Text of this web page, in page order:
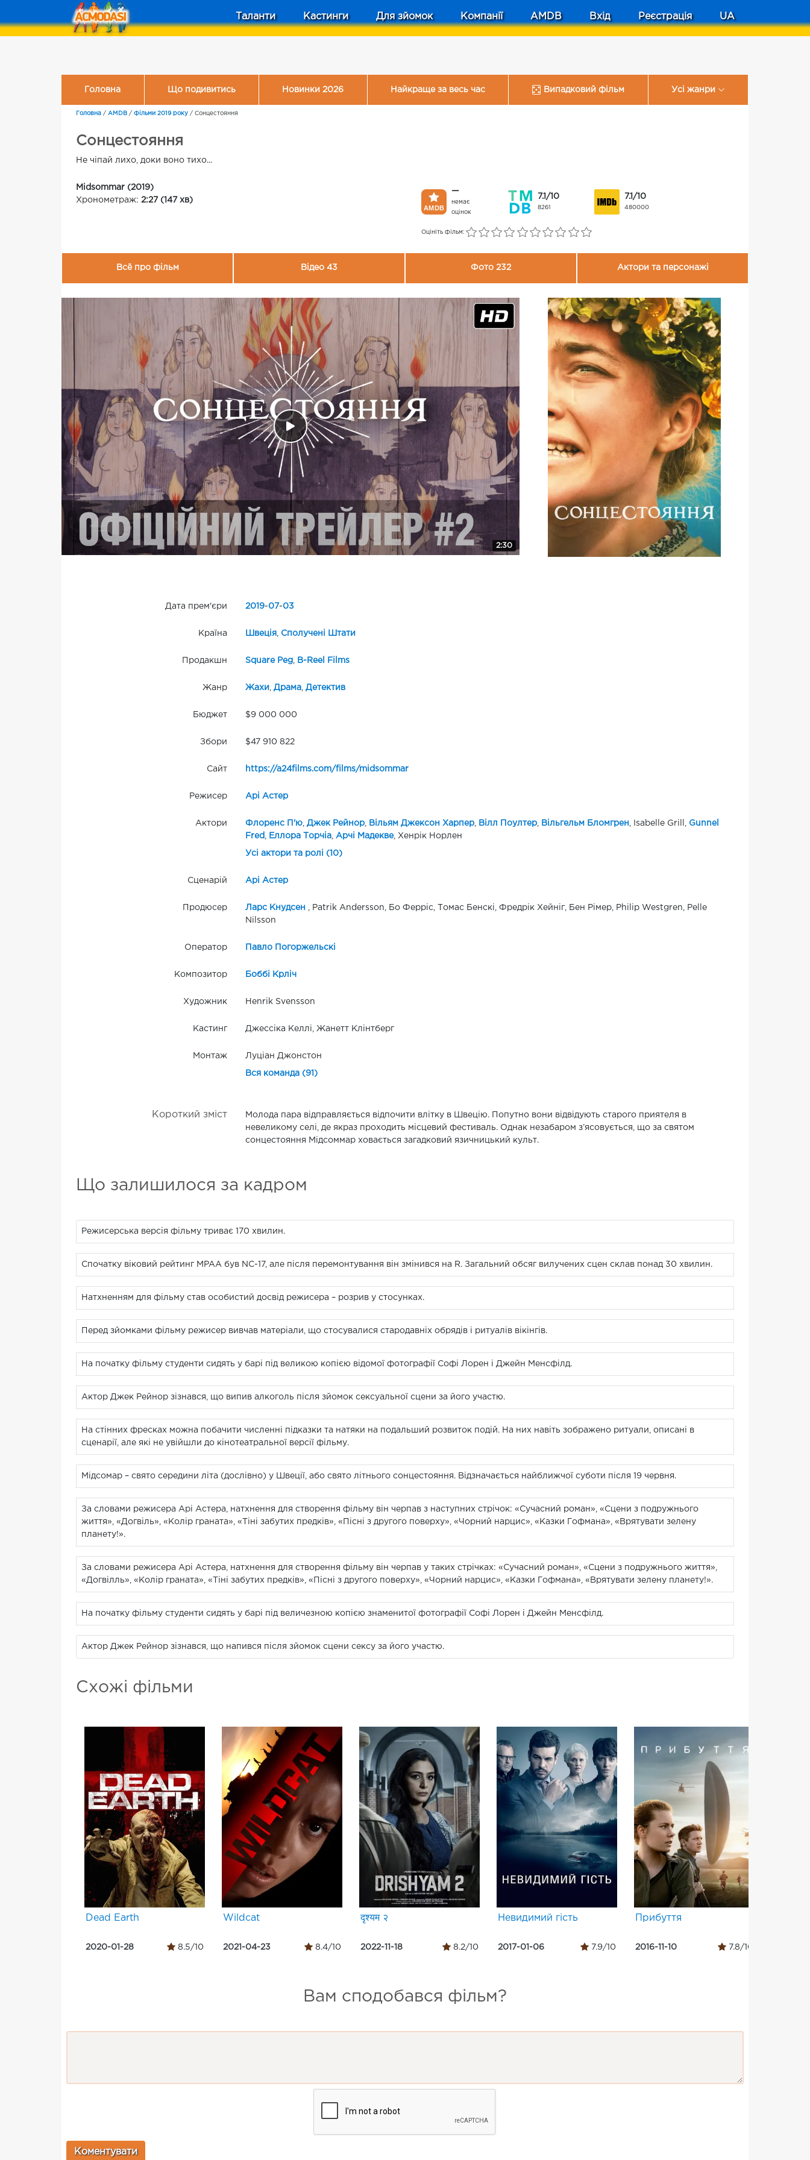
Таланти Кастинги Для зйомок Компанії AMDB Вхід Реєстрація UA
Головна Що подивитись Новинки 2026 Найкраще за весь час Випадковий фільм Усі жанри
Головна / AMDB / Фільми 2019 року / Сонцестояння
Сонцестояння
Не чіпай лихо, доки воно тихо...
Midsommar (2019)
Хронометраж: 2:27 (147 хв)
—
немає
оцінок
7.1/10
8261
7.1/10
480000
Оцініть фільм:
Всё про фільм Відео 43 Фото 232 Актори та персонажі
2:30
Дата прем'єри 2019-07-03
Країна Швеція Сполучені Штати
Продакшн Square Peg B-Reel Films
Жанр Жахи Драма, Детектив
Бюджет $9 000 000
Збори $47 910 822
Сайт https://a24films.com/films/midsommar
Режисер Арі Астер
Актори Флоренс П'ю, Джек Рейнор, Вільям Джексон Харпер, Вілл Поултер, Вільгельм Бломгрен , Isabelle Grill,
Gunnel
Fred
Еллора Торчіа, Арчі Мадекве, Хенрік Норлен
Усі актори та ролі (10)
Сценарій Арі Астер
Продюсер Ларс Кнудсен
, Patrik Andersson, Бо Ферріс, Томас Бенскі, Фредрік Хейніг, Бен Рімер, Philip Westgren, Pelle
Nilsson
Оператор Павло Погоржельскі
Композитор Боббі Крліч
Художник Henrik Svensson
Кастинг Джессіка Келлі, Жанетт Клінтберг
Монтаж Луціан Джонстон
Вся команда (91)
Короткий зміст
Молода пара відправляється відпочити влітку в Швецію. Попутно вони відвідують старого приятеля в
невеликому селі, де якраз проходить місцевий фестиваль. Однак незабаром з’ясовується, що за святом
сонцестояння Мідсоммар ховається загадковий язичницький культ.
Що залишилося за кадром
Режисерська версія фільму триває 170 хвилин.
Спочатку віковий рейтинг MPAA був NC-17, але після перемонтування він змінився на R. Загальний обсяг вилучених сцен склав понад 30 хвилин.
Натхненням для фільму став особистий досвід режисера – розрив у стосунках.
Перед зйомками фільму режисер вивчав матеріали, що стосувалися стародавніх обрядів і ритуалів вікінгів.
На початку фільму студенти сидять у барі під великою копією відомої фотографії Софі Лорен і Джейн Менсфілд.
Актор Джек Рейнор зізнався, що випив алкоголь після зйомок сексуальної сцени за його участю.
На стінних фресках можна побачити численні підказки та натяки на подальший розвиток подій. На них навіть зображено ритуали, описані в
сценарії, але які не увійшли до кінотеатральної версії фільму.
Мідсомар – свято середини літа (дослівно) у Швеції, або свято літнього сонцестояння. Відзначається найближчої суботи після 19 червня.
За словами режисера Арі Астера, натхнення для створення фільму він черпав з наступних стрічок: «Сучасний роман», «Сцени з подружнього
життя», «Догвіль», «Колір граната», «Тіні забутих предків», «Пісні з другого поверху», «Чорний нарцис», «Казки Гофмана», «Врятувати зелену
планету!».
За словами режисера Арі Астера, натхнення для створення фільму він черпав у таких стрічках: «Сучасний роман», «Сцени з подружнього життя»,
«Догвілль», «Колір граната», «Тіні забутих предків», «Пісні з другого поверху», «Чорний нарцис», «Казки Гофмана», «Врятувати зелену планету!».
На початку фільму студенти сидять у барі під величезною копією знаменитої фотографії Софі Лорен і Джейн Менсфілд.
Актор Джек Рейнор зізнався, що напився після зйомок сцени сексу за його участю.
Схожі фільми
Dead Earth
2020-01-28 8.5/10
Wildcat
2021-04-23 8.4/10
दृश्यम २
2022-11-18 8.2/10
Невидимий гість
2017-01-06 7.9/10
Прибуття
2016-11-10 7.8/10
Вам сподобався фільм?